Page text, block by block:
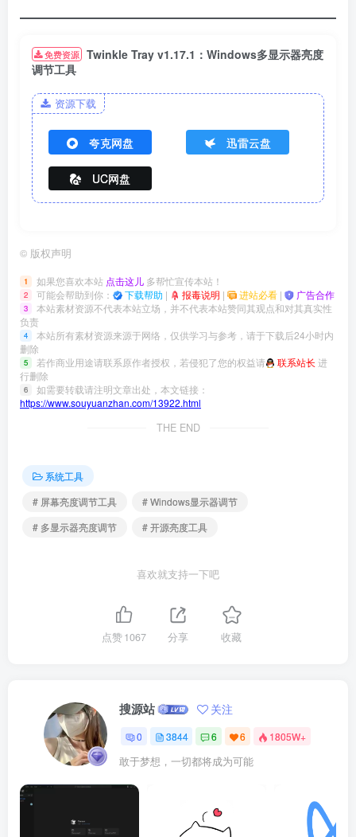
免费资源 Twinkle Tray v1.17.1：Windows多显示器亮度
调节工具
资源下载
夸克网盘 迅雷云盘
UC网盘
© 版权声明
1 如果您喜欢本站 点击这儿 多帮忙宣传本站！
2 可能会帮助到你： 下载帮助 | 报毒说明 | 进站必看 | 广告合作
3
本站素材资源不代表本站立场，并不代表本站赞同其观点和对其真实性
负责
4
本站所有素材资源来源于网络，仅供学习与参考，请于下载后24小时内
删除
5 若作商业用途请联系原作者授权，若侵犯了您的权益请 联系站长 进
行删除
6
如需要转载请注明文章出处，本文链接：
https://www.souyuanzhan.com/13922.html
THE END
系统工具
# 屏幕亮度调节工具
# Windows显示器调节
# 多显示器亮度调节
# 开源亮度工具
喜欢就支持一下吧
点赞1067 分享 收藏
搜源站 关注
0 3844 6 6 1805W+
敢于梦想，一切都将成为可能